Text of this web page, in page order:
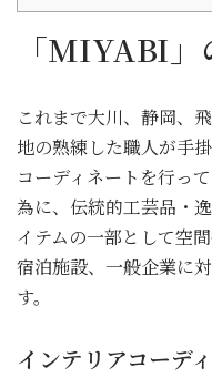
「MIYABI
これまで大川、静岡、
地の熟練した職人が手
コーディネートを行っ
為に、伝統的工芸品・
イテムの一部として空
宿泊施設、一般企業に
す。
インテリアコーデ